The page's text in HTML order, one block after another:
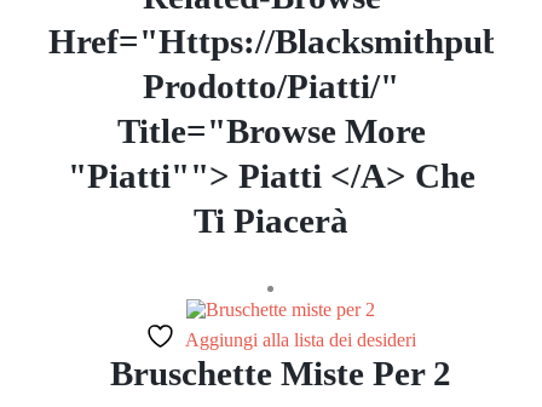
Href="https://
Prodotto/piatti/"
Title="Browse More
"Piatti""> Piatti </a> Che
Ti Piacerà
Aggiungi alla lista dei desideri
Bruschette Miste Per 2